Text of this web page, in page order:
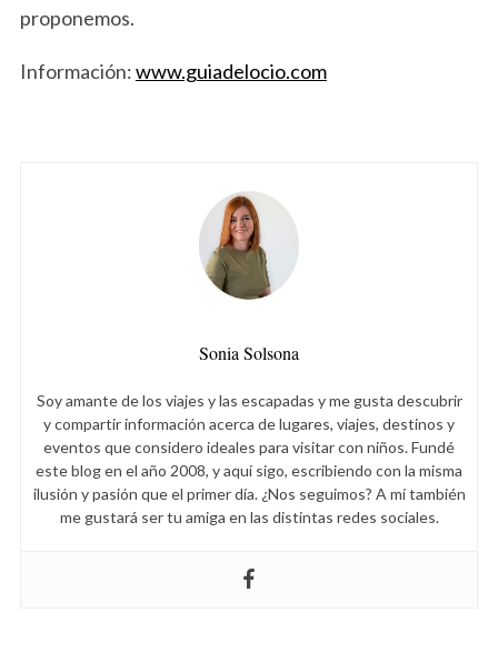
proponemos.
Información:www.guiadelocio.com
Sonia Solsona
Soy amante de los viajes y las escapadas y me gusta descubrir
y compartir información acerca de lugares, viajes, destinos y
eventos que considero ideales para visitar con niños. Fundé
este blog en el año 2008, y aquí sigo, escribiendo con la misma
ilusión y pasión que el primer día. ¿Nos seguimos? A mí también
me gustará ser tu amiga en las distintas redes sociales.